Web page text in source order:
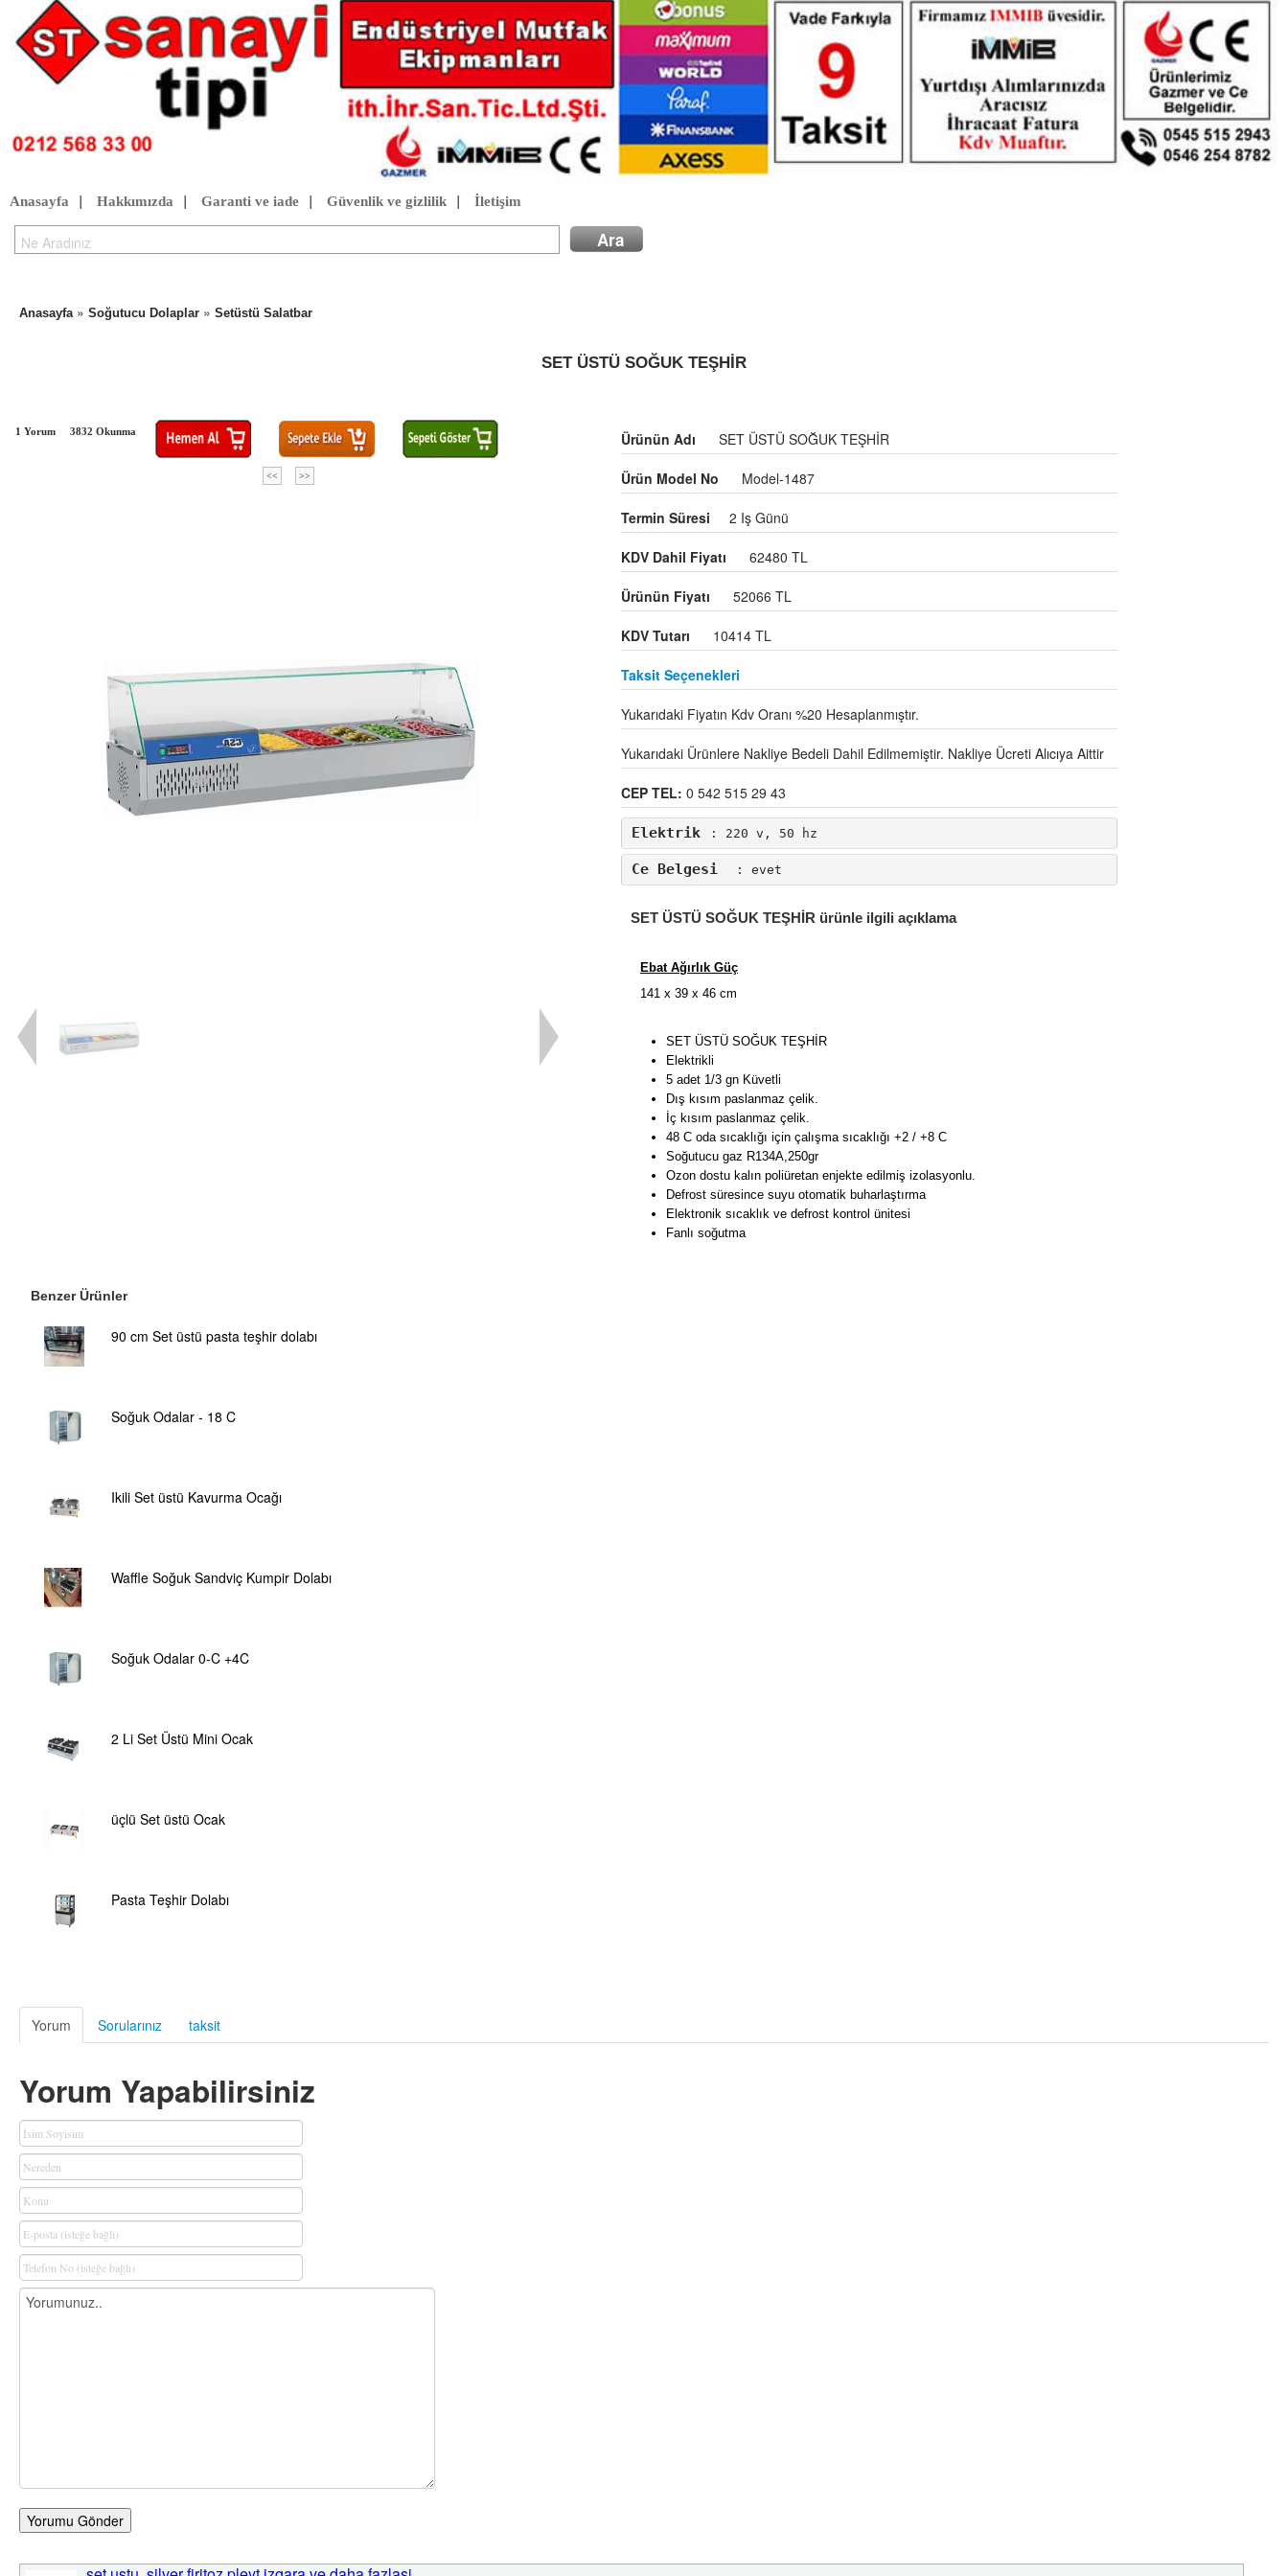
Anasayfa Hakkımızda Garanti ve iade Güvenlik ve gizlilik İletişim
Anasayfa» Soğutucu Dolaplar » Setüstü Salatbar
SET ÜSTÜ SOĞUK TEŞHİR
1 Yorum 3832 Okunma
<< >>
Ürünün Adı SET ÜSTÜ SOĞUK TEŞHİR
Ürün Model No Model-1487
Termin Süresi 2 Iş Günü
KDV Dahil Fiyatı 62480 TL
Ürünün Fiyatı 52066 TL
KDV Tutarı 10414 TL
Taksit Seçenekleri
Yukarıdaki Fiyatın Kdv Oranı %20 Hesaplanmıştır.
Yukarıdaki Ürünlere Nakliye Bedeli Dahil Edilmemiştir. Nakliye Ücreti Alıcıya Aittir
CEP TEL: 0 542 515 29 43
Elektrik : 220 v, 50 hz
Ce Belgesi : evet
SET ÜSTÜ SOĞUK TEŞHİR ürünle ilgili açıklama
Ebat Ağırlık Güç
141 x 39 x 46 cm
SET ÜSTÜ SOĞUK TEŞHİR
Elektrikli
5 adet 1/3 gn Küvetli
Dış kısım paslanmaz çelik.
İç kısım paslanmaz çelik.
48 C oda sıcaklığı için çalışma sıcaklığı +2 / +8 C
Soğutucu gaz R134A,250gr
Ozon dostu kalın poliüretan enjekte edilmiş izolasyonlu.
Defrost süresince suyu otomatik buharlaştırma
Elektronik sıcaklık ve defrost kontrol ünitesi
Fanlı soğutma
Benzer Ürünler
90 cm Set üstü pasta teşhir dolabı
Soğuk Odalar - 18 C
Ikili Set üstü Kavurma Ocağı
Waffle Soğuk Sandviç Kumpir Dolabı
Soğuk Odalar 0-C +4C
2 Li Set Üstü Mini Ocak
üçlü Set üstü Ocak
Pasta Teşhir Dolabı
Yorum Sorularınız taksit
Yorum Yapabilirsiniz
Yorumu Gönder